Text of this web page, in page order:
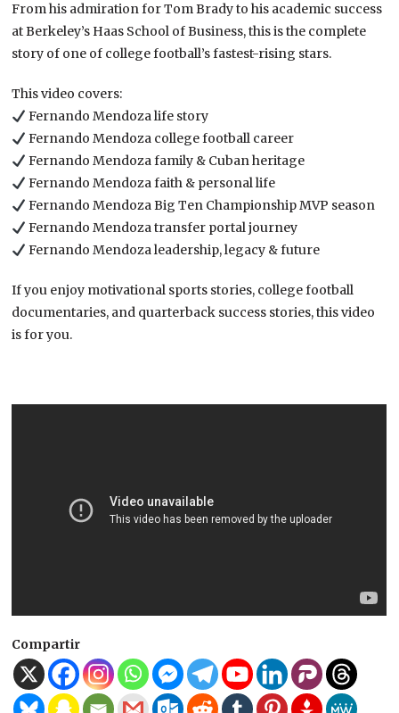
From his admiration for Tom Brady to his academic success
at Berkeley’s Haas School of Business, this is the complete
story of one of college football’s fastest-rising stars.
This video covers:
Fernando Mendoza life story
Fernando Mendoza college football career
Fernando Mendoza family & Cuban heritage
Fernando Mendoza faith & personal life
Fernando Mendoza Big Ten Championship MVP season
Fernando Mendoza transfer portal journey
Fernando Mendoza leadership, legacy & future
If you enjoy motivational sports stories, college football
documentaries, and quarterback success stories, this video
is for you.
Compartir